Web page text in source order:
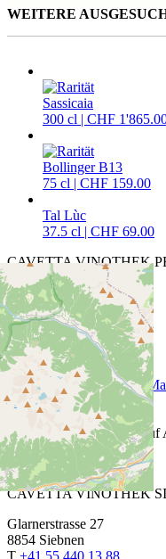
+−
Leaflet
| ©
WEITERE
Sassicaia
300 cl | CHF
Bollinger B13
75 cl | CHF 159.00
Tal Lùc
37.5 cl | CHF 69.00
CAVETTA VINOTHEK
Churerstrasse 64
8808 Pfäffikon SZ
T+41 55 420 11 44
ÖFFNUNGSZEITEN
Fr: 13.30 bis 18.30 Uhr
Sa: 9.00 bis 15.00 Uhr
Montag bis Donnerstag auf
Spezielle Öffnungszeiten
CAVETTA VINOTHEK
Glarnerstrasse 27
8854 Siebnen
T +41 55 440 13 88